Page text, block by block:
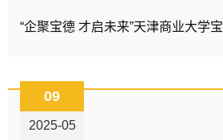
09
2025-05